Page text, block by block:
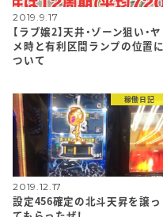
2019.9.17
【ラブ嬢2】天井・ゾーン狙い・ヤ
メ時と有利区間ランプの位置に
ついて
稼働日記
2019.12.17
設定456確定の北斗天昇を譲っ